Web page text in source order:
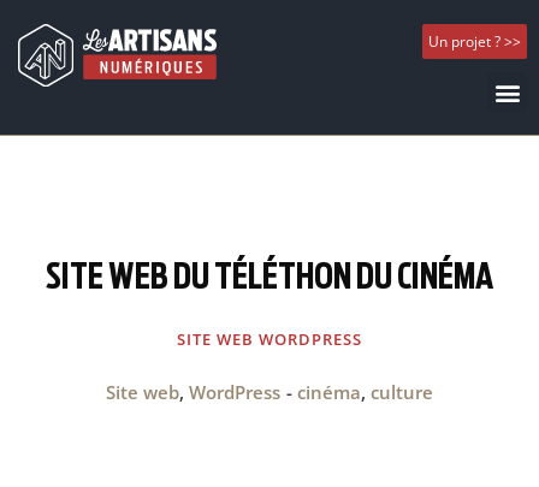
Un projet ? >>
SITE WEB DU TÉLÉTHON DU CINÉMA
SITE WEB WORDPRESS
Site web, WordPress - cinéma, culture